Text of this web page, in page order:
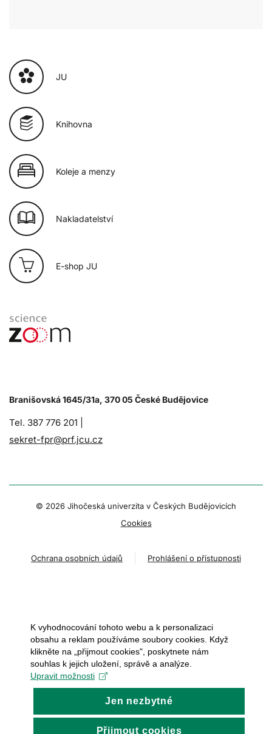
JU
Knihovna
Koleje a menzy
Nakladatelství
E-shop JU
Branišovská 1645/31a, 370 05 České Budějovice
Tel. 387 776 201 |
sekret-fpr@prf.jcu.cz
© 2026 Jihočeská univerzita v Českých Budějovicích
Cookies
Ochrana osobních údajů Prohlášení o přístupnosti
K vyhodnocování tohoto webu a k personalizaci
obsahu a reklam používáme soubory cookies. Když
klikněte na „přijmout cookies", poskytnete nám
souhlas k jejich uložení, správě a analýze.
Upravit možnosti
Jen nezbytné
Přijmout cookies